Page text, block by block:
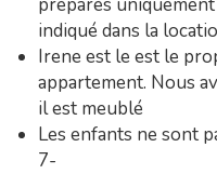
indiqué dans la
Irene est le est le
appartement. Nous
il est meublé
Les enfants ne sont
7-